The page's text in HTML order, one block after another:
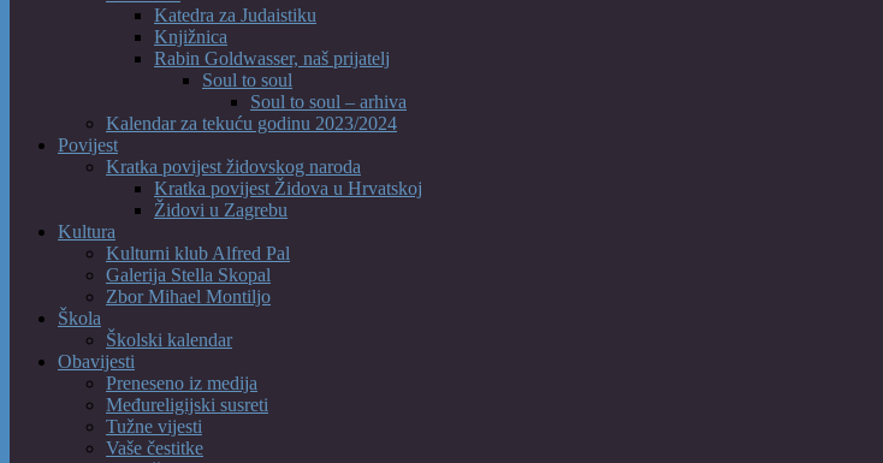
Katedra za Judaistiku
Knjižnica
Rabin Goldwasser, naš prijatelj
Soul to soul
Soul to soul – arhiva
Kalendar za tekuću godinu 2023/2024
Povijest
Kratka povijest židovskog naroda
Kratka povijest Židova u Hrvatskoj
Židovi u Zagrebu
Kultura
Kulturni klub Alfred Pal
Galerija Stella Skopal
Zbor Mihael Montiljo
Škola
Školski kalendar
Obavijesti
Preneseno iz medija
Međureligijski susreti
Tužne vijesti
Vaše čestitke